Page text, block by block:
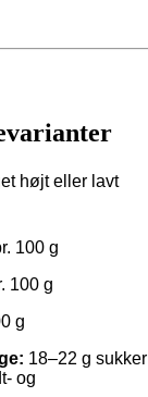
højt eller lavt
100 g
100 g
g
18–22 g sukker
og